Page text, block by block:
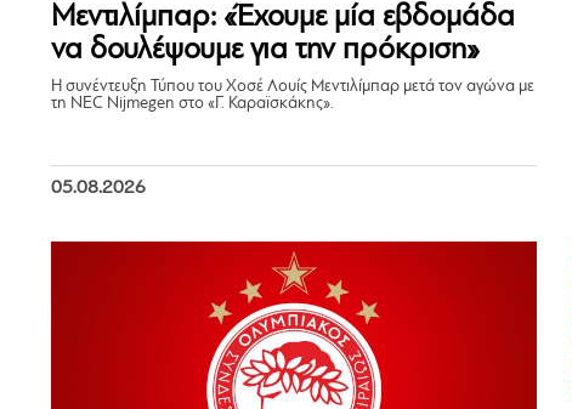
Μεντιλίμπαρ: «Έχουμε μία εβδομάδα
να δουλέψουμε για την πρόκριση»
Η συνέντευξη Τύπου του Χοσέ Λουίς Μεντιλίμπαρ μετά τον αγώνα με
τη NEC Nijmegen στο «Γ. Καραϊσκάκης».
05.08.2026